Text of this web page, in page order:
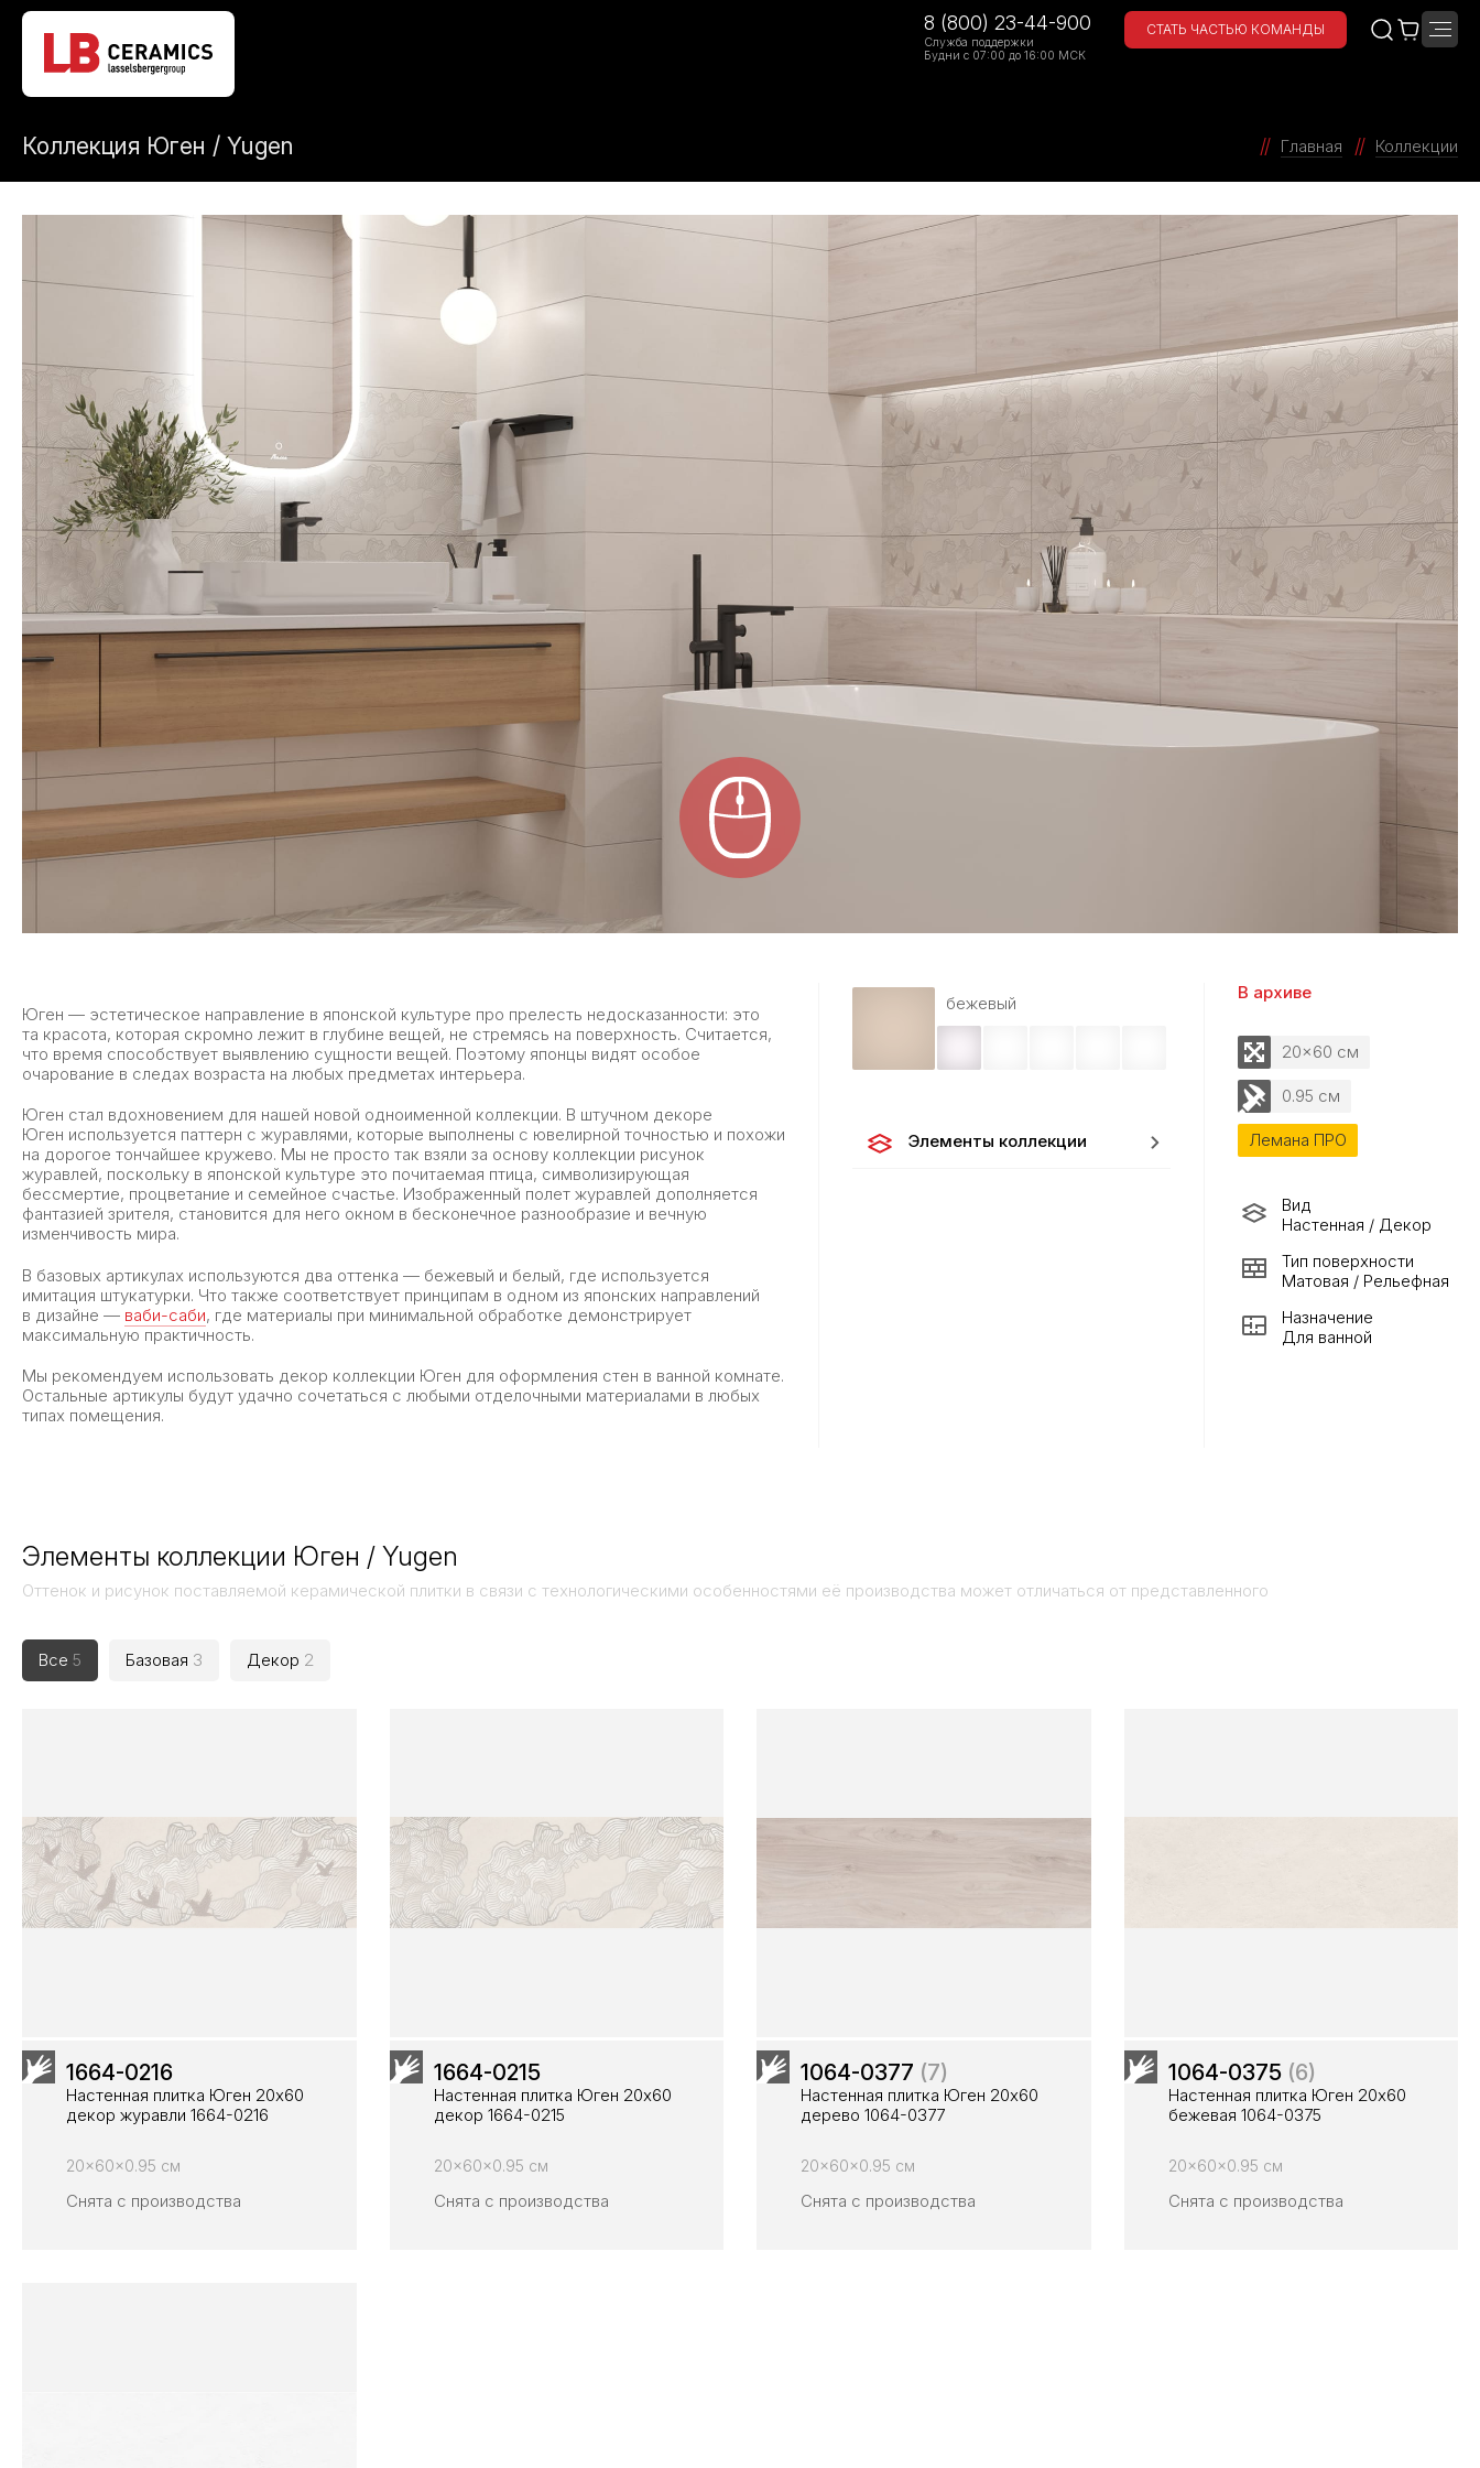
8 (800) 23-44-900
Служба поддержки
Будни с 07:00 до 16:00 МСК
СТАТЬ ЧАСТЬЮ КОМАНДЫ
Коллекция Юген / Yugen Главная Коллекции
Юген — эстетическое направление в японской культуре про прелесть недосказанности: это
та красота, которая скромно лежит в глубине вещей, не стремясь на поверхность. Считается,
что время способствует выявлению сущности вещей. Поэтому японцы видят особое
очарование в следах возраста на любых предметах интерьера.
Юген стал вдохновением для нашей новой одноименной коллекции. В штучном декоре
Юген используется паттерн с журавлями, которые выполнены с ювелирной точностью и похожи
на дорогое тончайшее кружево. Мы не просто так взяли за основу коллекции рисунок
журавлей, поскольку в японской культуре это почитаемая птица, символизирующая
бессмертие, процветание и семейное счастье. Изображенный полет журавлей дополняется
фантазией зрителя, становится для него окном в бесконечное разнообразие и вечную
изменчивость мира.
В базовых артикулах используются два оттенка — бежевый и белый, где используется
имитация штукатурки. Что также соответствует принципам в одном из японских направлений
в дизайне — ваби-саби, где материалы при минимальной обработке демонстрирует
максимальную практичность.
Мы рекомендуем использовать декор коллекции Юген для оформления стен в ванной комнате.
Остальные артикулы будут удачно сочетаться с любыми отделочными материалами в любых
типах помещения.
бежевый
Элементы коллекции
В архиве
20x60 см
0.95 см
Лемана ПРО
Вид
Настенная / Декор
Тип поверхности
Матовая / Рельефная
Назначение
Для ванной
Элементы коллекции Юген / Yugen
Оттенок и рисунок поставляемой керамической плитки в связи с технологическими особенностями её производства может отличаться от представленного
Все 5 Базовая 3 Декор 2
1664-0216
Настенная плитка Юген 20х60
декор журавли 1664-0216
20x60x0.95 см
Снята с производства
1664-0215
Настенная плитка Юген 20х60
декор 1664-0215
20x60x0.95 см
Снята с производства
1064-0377 (7)
Настенная плитка Юген 20х60
дерево 1064-0377
20x60x0.95 см
Снята с производства
1064-0375 (6)
Настенная плитка Юген 20х60
бежевая 1064-0375
20x60x0.95 см
Снята с производства